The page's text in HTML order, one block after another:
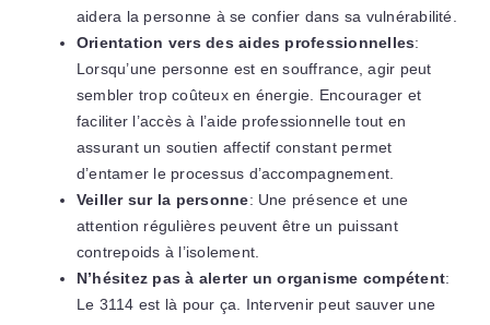
aidera la personne à se confier dans sa vulnérabilité.
Orientation vers des aides professionnelles:
Lorsqu’une personne est en souffrance, agir peut
sembler trop coûteux en énergie. Encourager et
faciliter l’accès à l’aide professionnelle tout en
assurant un soutien affectif constant permet
d’entamer le processus d’accompagnement.
Veiller sur la personne: Une présence et une
attention régulières peuvent être un puissant
contrepoids à l’isolement.
N’hésitez pas à alerter un organisme compétent:
Le 3114 est là pour ça. Intervenir peut sauver une